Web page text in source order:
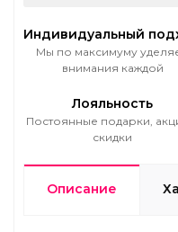
Индивидуальный
Мы по максимуму
внимания каждой
Лояльность
Постоянные подарки,
скидки
Описание